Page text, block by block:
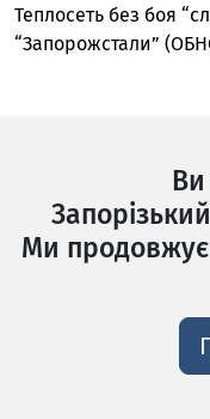
Теплосеть без боя
“Запорожстали”
Ви
Ми